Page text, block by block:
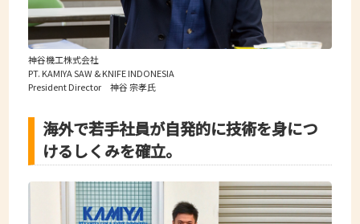
神谷機工株式会社
PT. KAMIYA SAW & KNIFE INDONESIA
President Director 神谷 宗孝氏
海外で若手社員が自発的に技術を身につ
けるしくみを確立。